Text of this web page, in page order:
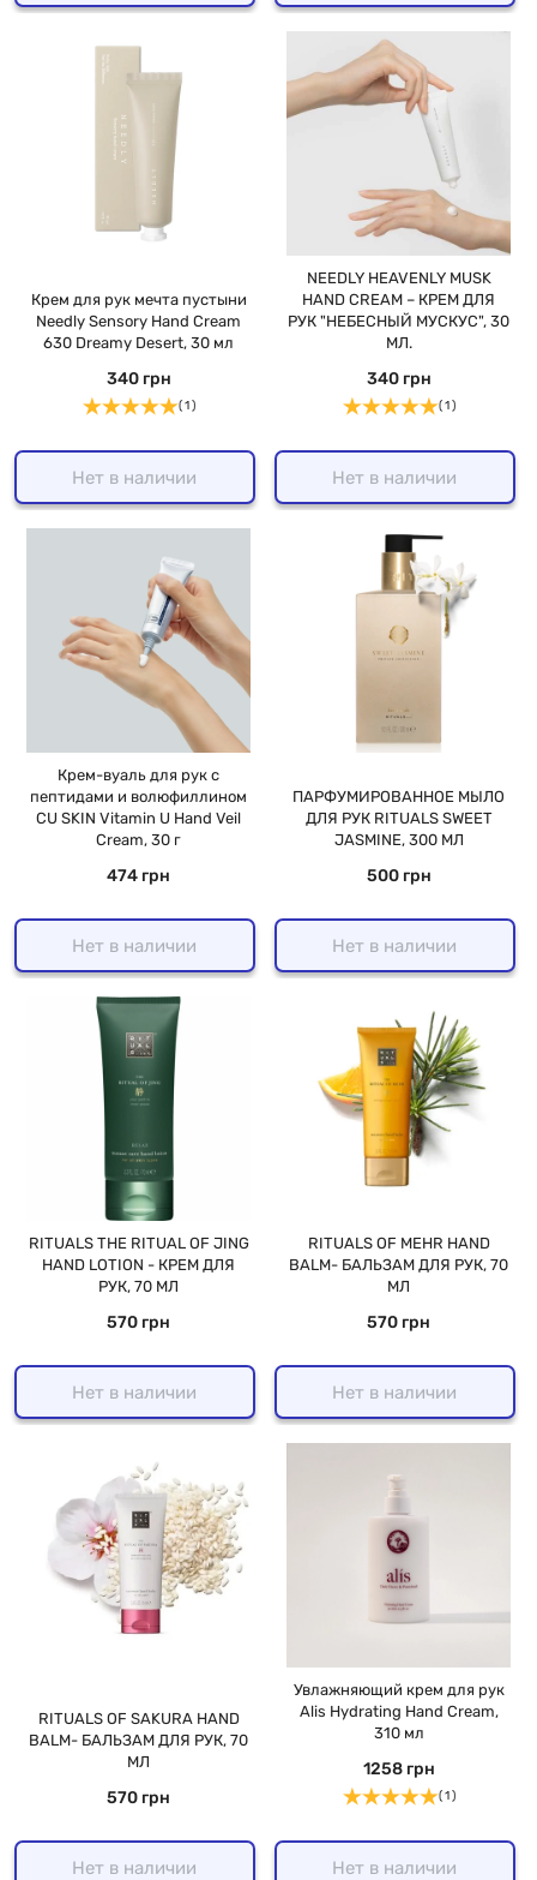
Крем для рук мечта пустыни
Needly Sensory Hand Cream
630 Dreamy Desert, 30 мл
340 грн
( 1 )
Нет в наличии
NEEDLY HEAVENLY MUSK
HAND CREAM – КРЕМ ДЛЯ
РУК "НЕБЕСНЫЙ МУСКУС", 30
МЛ.
340 грн
( 1 )
Нет в наличии
Крем-вуаль для рук с
пептидами и волюфиллином
CU SKIN Vitamin U Hand Veil
Cream, 30 г
474 грн
Нет в наличии
ПАРФУМИРОВАННОЕ МЫЛО
ДЛЯ РУК RITUALS SWEET
JASMINE, 300 МЛ
500 грн
Нет в наличии
RITUALS THE RITUAL OF JING
HAND LOTION - КРЕМ ДЛЯ
РУК, 70 МЛ
570 грн
Нет в наличии
RITUALS OF MEHR HAND
BALM- БАЛЬЗАМ ДЛЯ РУК, 70
МЛ
570 грн
Нет в наличии
RITUALS OF SAKURA HAND
BALM- БАЛЬЗАМ ДЛЯ РУК, 70
МЛ
570 грн
Нет в наличии
Увлажняющий крем для рук
Alis Hydrating Hand Cream,
310 мл
1258 грн
( 1 )
Нет в наличии